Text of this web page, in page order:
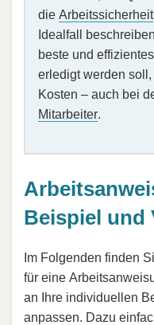
die Arbeitssicherheit
Idealfall
beste und
erledigt werden
Kosten – auch bei
Mitarbeiter.
Beispiel und
Im Folgenden finden
für eine
an Ihre individuellen
anpassen. Dazu